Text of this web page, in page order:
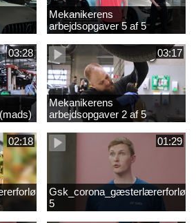
Mekanikerens
arbejdsopgaver 5 af 5
(Frederik Vesti)
03:28
03:17
Mekanikerens
arbejdsopgaver 2 af 5
(magnus)
02:18
01:29
5